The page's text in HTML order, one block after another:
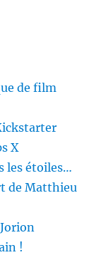
de film
X
les étoiles…
de Matthieu
!